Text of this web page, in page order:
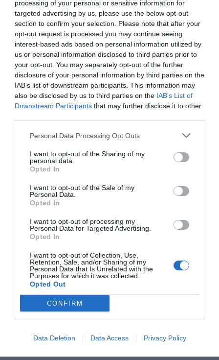
processing of your personal or sensitive information for
targeted advertising by us, please use the below opt-out
section to confirm your selection. Please note that after your
opt-out request is processed you may continue seeing
interest-based ads based on personal information utilized by
us or personal information disclosed to third parties prior to
your opt-out. You may separately opt-out of the further
disclosure of your personal information by third parties on the
IAB’s list of downstream participants. This information may
also be disclosed by us to third parties on the IAB’s List of
Downstream Participants that may further disclose it to other
Personal Data Processing Opt Outs
I want to opt-out of the Sharing of my
personal data.
Opted In
I want to opt-out of the Sale of my
Personal Data.
Opted In
I want to opt-out of processing my
Personal Data for Targeted Advertising.
Opted In
I want to opt-out of Collection, Use,
Retention, Sale, and/or Sharing of my
Personal Data that Is Unrelated with the
Purposes for which it was collected.
Opted Out
CONFIRM
Data Deletion Data Access Privacy Policy
Brutál nehéz nyolc kvízkérdés: Le a kalappal, ha
jól sikerül
Nyolc kvízkérdés: Van pár perced? Játszd le ezt
az érdekes quizt
Tudásbővítő kvíz: Ez a frissítő teszt meg sem
Kvíz: Ha legalább 5 kérdésre jó a válaszod,
büszke lehetsz magadra
Okosító kvíz: Megbirkózol ezekkel a kérdésekkel?
Kvíz: Megbirkózol ezekkel az érdekes